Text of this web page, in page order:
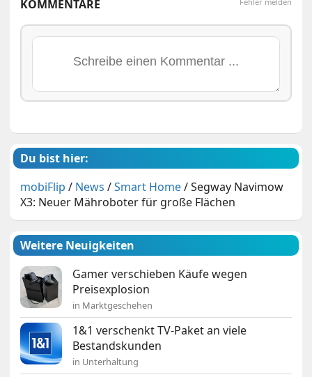
KOMMENTARE
Du bist hier:
mobiFlip / News /Smart Home/Segway Navimow
X3: Neuer Mähroboter für große Flächen
Weitere Neuigkeiten
Gamer verschieben Käufe wegen
Preisexplosion
in Marktgeschehen
1&1 verschenkt TV-Paket an viele
Bestandskunden
in Unterhaltung